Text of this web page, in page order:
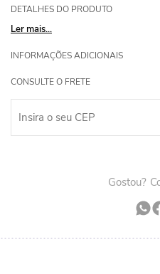
DETALHES DO PRODUTO
Ler mais...
INFORMAÇÕES ADICIONAIS
CONSULTE O FRETE
Gostou?